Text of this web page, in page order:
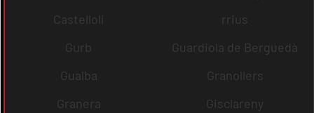
Castellolí
rrius
Gurb
Guardiola de Berguedà
Gualba
Granollers
Granera
Gisclareny